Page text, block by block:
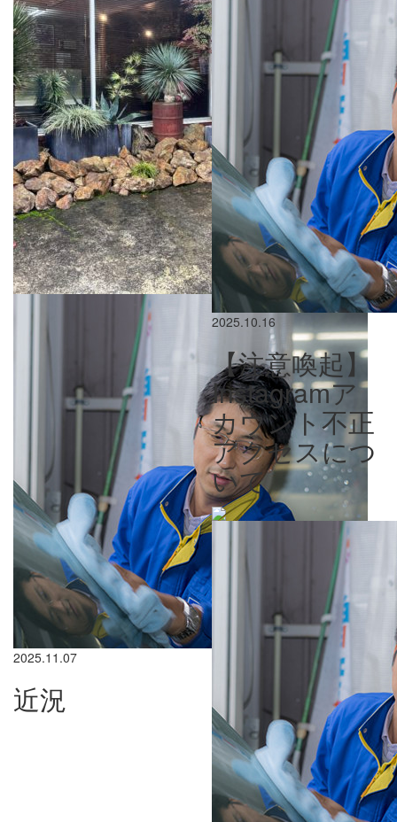
2025.11.07
近況
2025.10.16
【注意喚起】
Instagramア
カウント不正
アクセスにつ
いて